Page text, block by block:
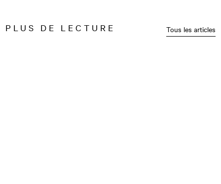
PLUS DE LECTURE Tous les articles